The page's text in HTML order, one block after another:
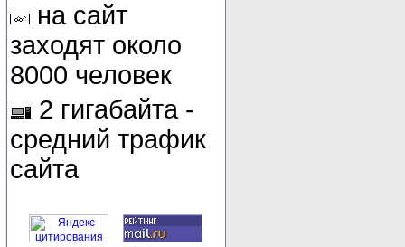
на сайт
заходят около
8000 человек
2 гигабайта -
средний трафик
сайта